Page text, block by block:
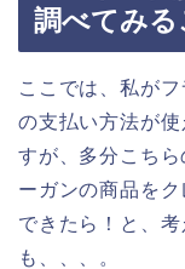
調べてみる
ここでは、私が
の支払い方法が
すが、多分こち
ーガンの商品を
できたら！と、
も、、、。